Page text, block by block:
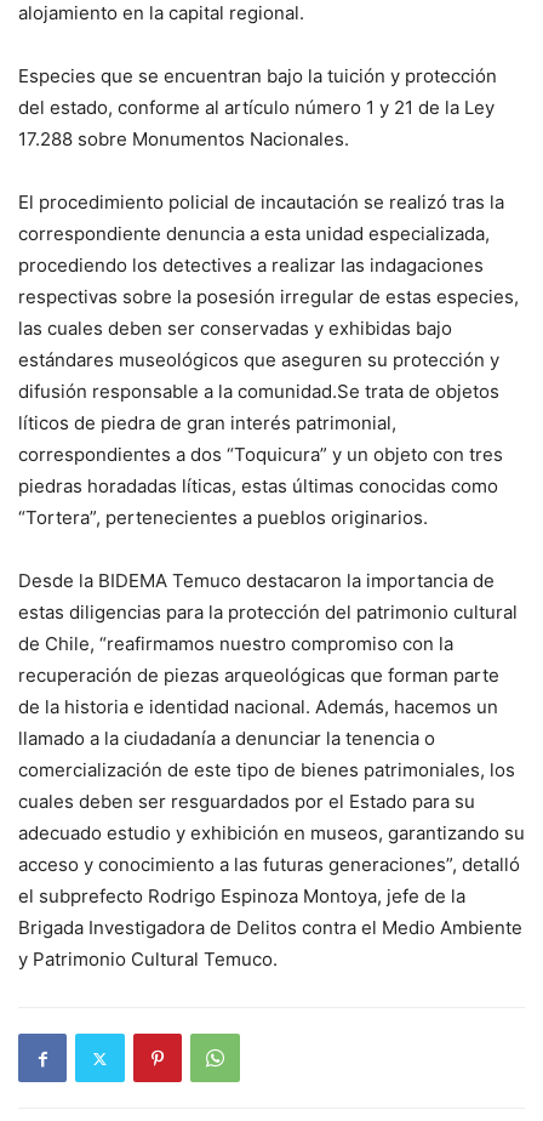
alojamiento en la capital regional.
Especies que se encuentran bajo la tuición y protección
del estado, conforme al artículo número 1 y 21 de la Ley
17.288 sobre Monumentos Nacionales.
El procedimiento policial de incautación se realizó tras la
correspondiente denuncia a esta unidad especializada,
procediendo los detectives a realizar las indagaciones
respectivas sobre la posesión irregular de estas especies,
las cuales deben ser conservadas y exhibidas bajo
estándares museológicos que aseguren su protección y
difusión responsable a la comunidad.Se trata de objetos
líticos de piedra de gran interés patrimonial,
correspondientes a dos “Toquicura” y un objeto con tres
piedras horadadas líticas, estas últimas conocidas como
“Tortera”, pertenecientes a pueblos originarios.
Desde la BIDEMA Temuco destacaron la importancia de
estas diligencias para la protección del patrimonio cultural
de Chile, “reafirmamos nuestro compromiso con la
recuperación de piezas arqueológicas que forman parte
de la historia e identidad nacional. Además, hacemos un
llamado a la ciudadanía a denunciar la tenencia o
comercialización de este tipo de bienes patrimoniales, los
cuales deben ser resguardados por el Estado para su
adecuado estudio y exhibición en museos, garantizando su
acceso y conocimiento a las futuras generaciones”, detalló
el subprefecto Rodrigo Espinoza Montoya, jefe de la
Brigada Investigadora de Delitos contra el Medio Ambiente
y Patrimonio Cultural Temuco.